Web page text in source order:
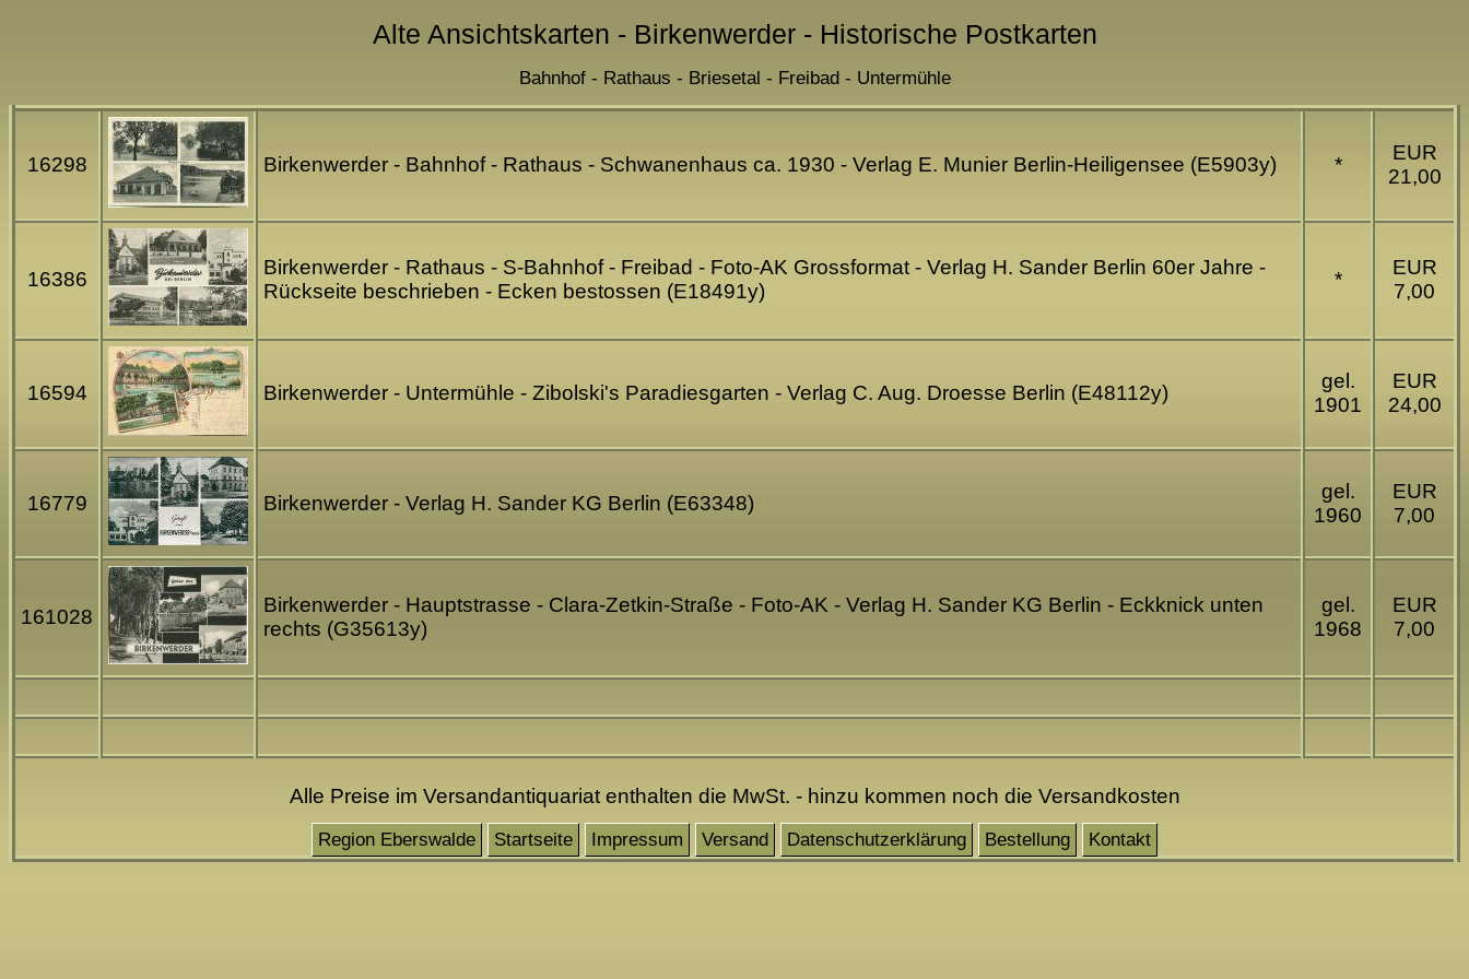
Alte Ansichtskarten - Birkenwerder - Historische Postkarten
Bahnhof - Rathaus - Briesetal - Freibad - Untermühle
16298 Birkenwerder - Bahnhof - Rathaus - Schwanenhaus ca. 1930 - Verlag E. Munier Berlin-Heiligensee (E5903y) *
EUR
21,00
16386
Birkenwerder - Rathaus - S-Bahnhof - Freibad - Foto-AK Grossformat - Verlag H. Sander Berlin 60er Jahre -
Rückseite beschrieben - Ecken bestossen (E18491y)
*
EUR
7,00
16594 Birkenwerder - Untermühle - Zibolski's Paradiesgarten - Verlag C. Aug. Droesse Berlin (E48112y)
gel.
1901
EUR
24,00
16779 Birkenwerder - Verlag H. Sander KG Berlin (E63348)
gel.
1960
EUR
7,00
161028
Birkenwerder - Hauptstrasse - Clara-Zetkin-Straße - Foto-AK - Verlag H. Sander KG Berlin - Eckknick unten
rechts (G35613y)
gel.
1968
EUR
7,00
Alle Preise im Versandantiquariat enthalten die MwSt. - hinzu kommen noch die Versandkosten
Region Eberswalde Startseite Impressum Versand Datenschutzerklärung Bestellung Kontakt